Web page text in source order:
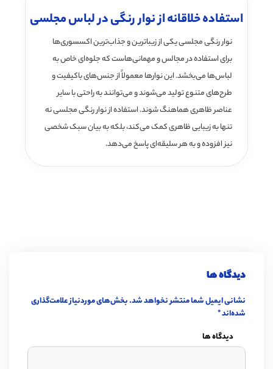
استفاده خلاقانه از نوار رنگی در لباس مجلسی
نوار رنگی مجلسی یکی از زیباترین و جذاب‌ترین اکسسوری‌ها
برای استفاده در مجالس و مهمانی‌هاست که جلوه‌ای خاص به
لباس‌ها می‌بخشد. این نوارها معمولاً از جنس‌های باکیفیت و
طرح‌های متنوع تولید می‌شوند و می‌توانند به راحتی با سایر
عناصر ظاهری هماهنگ شوند. استفاده از نوار رنگی مجلسی نه
تنها به زیبایی ظاهری کمک می‌کند، بلکه به بیان سبک شخصی
نیز افزوده و به هر سلیقه‌ای پاسخ می‌دهد.
دیدگاه ها
نشانی ایمیل شما منتشر نخواهد شد.بخش‌های موردنیاز علامت‌گذاری
شده‌اند*
دیدگاه ها